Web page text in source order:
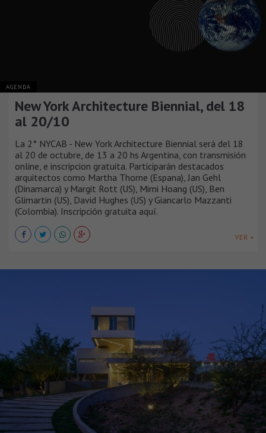
AGENDA
New York Architecture Biennial, del 18
al 20/10
La 2° NYCAB - New York Architecture Biennial será del 18
al 20 de octubre, de 13 a 20 hs Argentina, con transmisión
online, e inscripcion gratuita. Participarán destacados
arquitectos como Martha Thorne (Espana), Jan Gehl
(Dinamarca) y Margit Rott (US), Mimi Hoang (US), Ben
Glimartin (US), David Hughes (US) y Giancarlo Mazzanti
(Colombia). Inscripción gratuita aquí.
VER +